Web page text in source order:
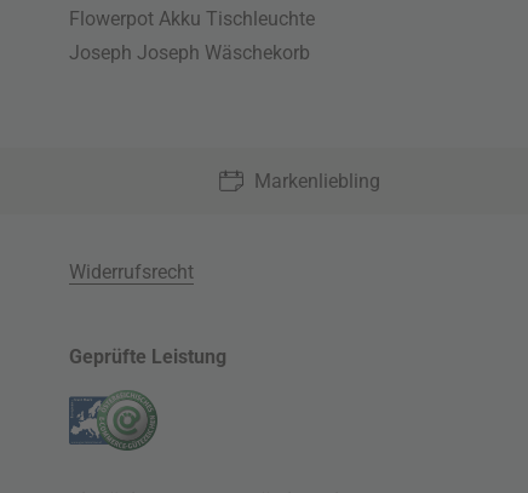
Flowerpot Akku Tischleuchte
Joseph Joseph Wäschekorb
Markenliebling
Widerrufsrecht
Geprüfte Leistung